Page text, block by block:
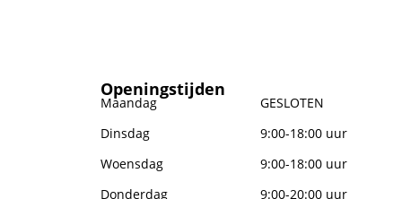
Openingstijden
Maandag
GESLOTEN
Dinsdag
9:00-18:00 uur
Woensdag
9:00-18:00 uur
Donderdag
9:00-20:00 uur